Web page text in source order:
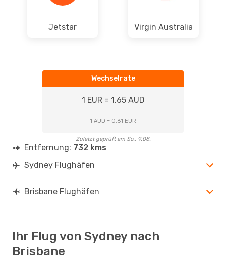
Jetstar Virgin Australia
Wechselrate
1 EUR = 1.65 AUD
1 AUD = 0.61 EUR
Zuletzt geprüft am So., 9.08.
Entfernung: 732 kms
Sydney Flughäfen
Brisbane Flughäfen
Ihr Flug von Sydney nach
Brisbane